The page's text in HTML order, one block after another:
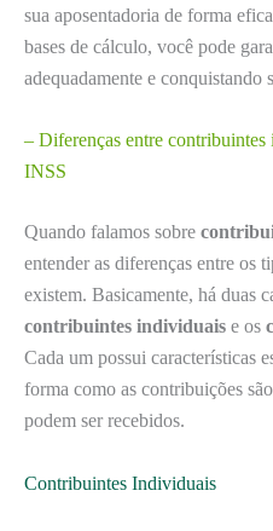
sua aposentadoria de forma
bases de cálculo, você pode
adequadamente e conquistando
– Diferenças entre
INSS
Quando falamos sobre
entender as diferenças entre os
existem. Basicamente, há duas
contribuintes individuais e os
Cada um possui características
forma como as contribuições
podem ser recebidos.
Contribuintes Individuais